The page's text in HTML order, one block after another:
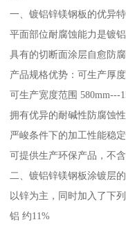
一、镀铝锌镁钢板的优异
平面部位耐腐蚀能力是镀
具有的切断面涂层自愈防
产品规格优势：可生产厚
可生产宽度范围 580mm---
拥有优异的耐碱性防腐蚀
严峻条件下的加工性能稳
可提供生产环保产品，不
二、镀铝锌镁钢板涂镀层
以锌为主，同时加入了下
铝 约11%